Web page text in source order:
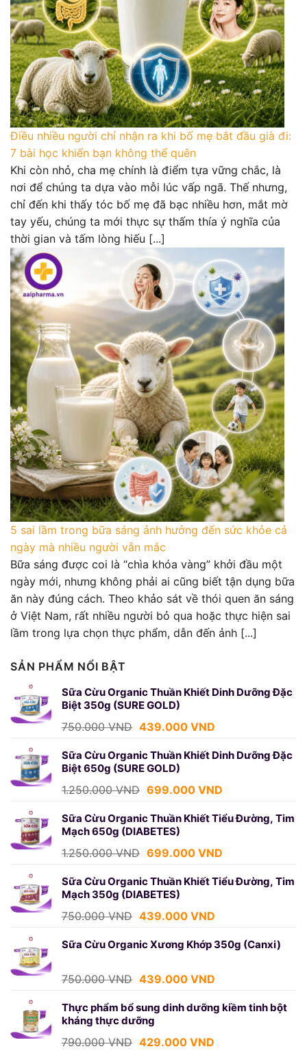
Điều nhiều người chỉ nhận ra khi bố mẹ bắt đầu già đi:
7 bài học khiến bạn không thể quên
Khi còn nhỏ, cha mẹ chính là điểm tựa vững chắc, là
nơi để chúng ta dựa vào mỗi lúc vấp ngã. Thế nhưng,
chỉ đến khi thấy tóc bố mẹ đã bạc nhiều hơn, mắt mờ
tay yếu, chúng ta mới thực sự thấm thía ý nghĩa của
thời gian và tấm lòng hiếu [...]
5 sai lầm trong bữa sáng ảnh hưởng đến sức khỏe cả
ngày mà nhiều người vẫn mắc
Bữa sáng được coi là “chìa khóa vàng” khởi đầu một
ngày mới, nhưng không phải ai cũng biết tận dụng bữa
ăn này đúng cách. Theo khảo sát về thói quen ăn sáng
ở Việt Nam, rất nhiều người bỏ qua hoặc thực hiện sai
lầm trong lựa chọn thực phẩm, dẫn đến ảnh [...]
SẢN PHẨM NỔI BẬT
Sữa Cừu Organic Thuần Khiết Dinh Dưỡng Đặc
Biệt 350g (SURE GOLD)
750.000VND Giá
là:
750.000 VND.
439.000 VNDGiá
tại
439.000 VND.
Sữa Cừu Organic Thuần Khiết Dinh Dưỡng Đặc
Biệt 650g (SURE GOLD)
1.250.000VND Giá
là:
1.250.000 VND.
699.000 VNDGiá
tại
Sữa Cừu Organic Thuần Khiết Tiểu Đường, Tim
Mạch 650g (DIABETES)
1.250.000VND Giá
là:
1.250.000 VND.
699.000 VNDGiá
tại
Sữa Cừu Organic Thuần Khiết Tiểu Đường, Tim
Mạch 350g (DIABETES)
750.000VND Giá
là:
439.000 VNDGiá
tại
Sữa Cừu Organic Xương Khớp 350g (Canxi)
750.000VND Giá
là:
750.000 VND.
439.000 VNDGiá
tại
Thực phẩm bổ sung dinh dưỡng kiềm tinh bột
kháng thực dưỡng
790.000VND Giá
429.000 VNDGiá